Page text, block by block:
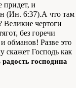
при­дет, и
(Ин. 6:37).А что там
Великие чертоги
без горечи
обманов! Разве это
скажет Господь как
господина